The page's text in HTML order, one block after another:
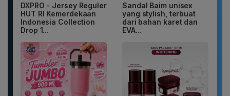
DXPRO - Jersey Reguler
HUT RI Kemerdekaan
Indonesia Collection
Drop 1...
Sandal Baim unisex
yang stylish, terbuat
dari bahan karet dan
EVA...